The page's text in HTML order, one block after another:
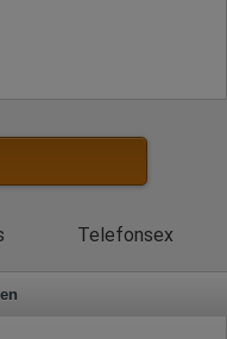
Telefonsex